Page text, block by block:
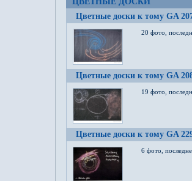
Цветные доски к тому GA
20 фото,
Цветные доски к тому GA
19 фото,
Цветные доски к тому GA
6 фото,